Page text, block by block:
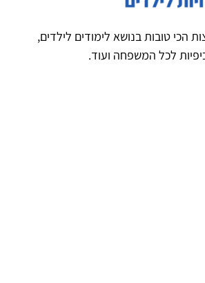
הכי טובות בנושא לימודים לילדים,
לכל המשפחה ועוד.